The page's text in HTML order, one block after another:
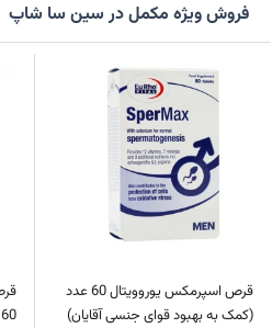
فروش ویژه مکمل در سین سا شاپ
قرص اسپرمکس یوروویتال 60 عدد
(کمک به بهبود قوای جنسی آقایان)
60 عددی